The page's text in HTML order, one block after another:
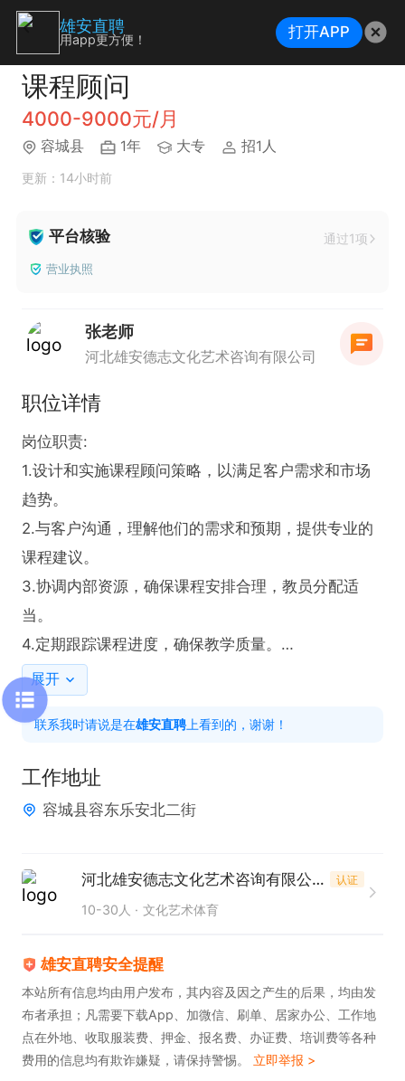
课程顾问
4000-9000元/月
容城县 1年 大专 招1人
更新：14小时前
平台核验 通过1项
营业执照
张老师
河北雄安德志文化艺术咨询有限公司
职位详情
岗位职责:
1.设计和实施课程顾问策略，以满足客户需求和市场
趋势。
2.与客户沟通，理解他们的需求和预期，提供专业的
课程建议。
3.协调内部资源，确保课程安排合理，教员分配适
当。
4.定期跟踪课程进度，确保教学质量。
5.处理客户投诉和问题，确保客户满意度。
任职要求：
良好关系。
2.对教育行业有深入理解，能够准确把握市场动态。
教员。
4.具备良好的团队合作精神，能够与团队成员有效沟
5.能够承受工作压力，具备良好的问题解决能力。
展开
联系我时请说是在雄安直聘 上看到的，谢谢！
工作地址
容城县容东乐安北二街
河北雄安德志文化艺术咨询有限公司 认证
10-30人 文化艺术体育
雄安直聘安全提醒
本站所有信息均由用户发布，其内容及因之产生的后果，均由发
布者承担；凡需要下载App、加微信、刷单、居家办公、工作地
点在外地、收取服装费、押金、报名费、办证费、培训费等各种
费用的信息均有欺诈嫌疑，请保持警惕。 立即举报 >
雄安直聘
用app更方便！ 打开APP